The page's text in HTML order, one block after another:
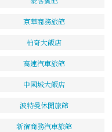
京華商務旅館
柏奇大飯店
高速汽車旅館
中國城大飯店
波特曼休閒旅館
新宿商務汽車旅館